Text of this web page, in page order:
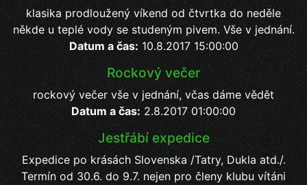
klasika prodloužený víkend od čtvrtka do neděle
někde u teplé vody se studeným pivem. Vše v jednání.
Datum a čas: 10.8.2017 15:00:00
Rockový večer
rockový večer vše v jednání, včas dáme vědět
Datum a čas: 2.8.2017 01:00:00
Jestřábí expedice
Expedice po krásách Slovenska /Tatry, Dukla atd./.
Termín od 30.6. do 9.7. nejen pro členy klubu vítáni